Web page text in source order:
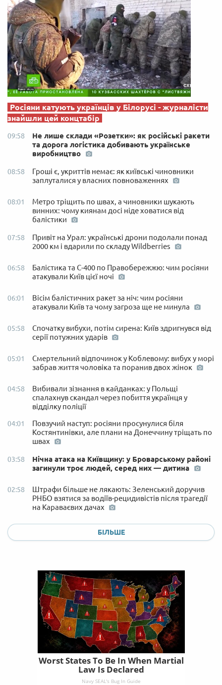
Росіяни катують українців у Білорусі - журналісти
знайшли цей концтабір
09:58
Не лише склади «Розетки»: як російські ракети
та дорога логістика добивають українське
виробництво
08:58
Гроші є, укриттів немає: як київські чиновники
заплуталися у власних повноваженнях
08:01
Метро тріщить по швах, а чиновники шукають
винних: чому киянам досі ніде ховатися від
балістики
07:58
Привіт на Урал: українські дрони подолали понад
2000 км і вдарили по складу Wildberries
06:58
Балістика та С-400 по Правобережжю: чим росіяни
атакували Київ цієї ночі
06:01
Вісім балістичних ракет за ніч: чим росіяни
атакували Київ та чому загроза ще не минула
05:58
Спочатку вибухи, потім сирена: Київ здригнувся від
серії потужних ударів
05:01
Смертельний відпочинок у Коблевому: вибух у морі
забрав життя чоловіка та поранив двох жінок
04:58
Вибивали зізнання в кайданках: у Польщі
спалахнув скандал через побиття українця у
відділку поліції
04:01
Повзучий наступ: росіяни просунулися біля
Костянтинівки, але плани на Донеччину тріщать по
швах
03:58
Нічна атака на Київщину: у Броварському районі
загинули троє людей, серед них — дитина
02:58
Штрафи більше не лякають: Зеленський доручив
РНБО взятися за водіїв-рецидивістів після трагедії
на Караваєвих дачах
БІЛЬШЕ
Worst States To Be In When Martial
Law Is Declared
Navy SEAL's Bug In Guide